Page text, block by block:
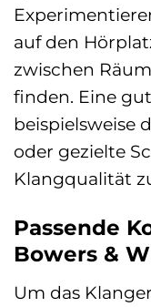
auf den
zwischen
finden. Eine
beispielsweise
oder gezielte
Klangqualität
Passende
Bowers &
Um das